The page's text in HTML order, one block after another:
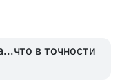
в точности